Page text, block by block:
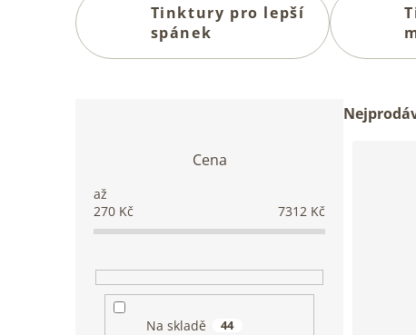
Tinktury pro lepší
spánek
Cena
270 Kč 7312 Kč
Na skladě 44
Ř